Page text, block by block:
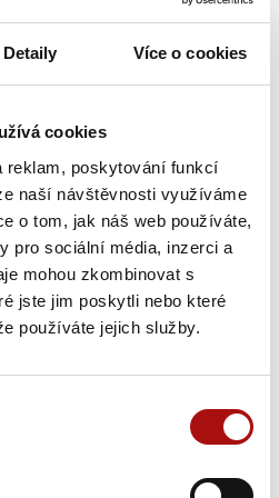
Detaily Více o cookies
cookies
reklam, poskytování funkcí
naší návštěvnosti využíváme
o tom, jak náš web používáte,
pro sociální média, inzerci a
mohou zkombinovat s
jste jim poskytli nebo které
používáte jejich služby.
a slevové akce!